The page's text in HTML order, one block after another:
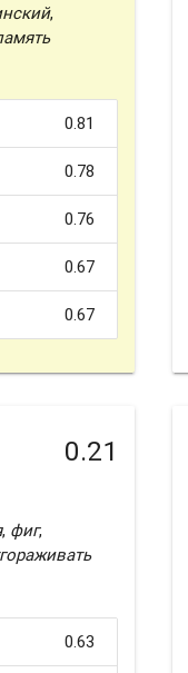
,
0.81
0.78
0.76
0.67
0.67
0.21
, фиг,
0.63